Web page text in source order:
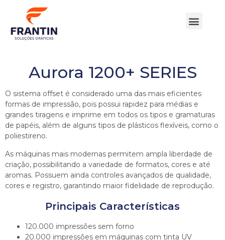
Aurora 1200+ SERIES
O sistema offset é considerado uma das mais eficientes
formas de impressão, pois possui rapidez para médias e
grandes tiragens e imprime em todos os tipos e gramaturas
de papéis, além de alguns tipos de plásticos flexíveis, como o
poliestireno.
As máquinas mais modernas permitem ampla liberdade de
criação, possibilitando a variedade de formatos, cores e até
aromas. Possuem ainda controles avançados de qualidade,
cores e registro, garantindo maior fidelidade de reprodução.
Principais Características
120.000 impressões sem forno
20.000 impressões em máquinas com tinta UV